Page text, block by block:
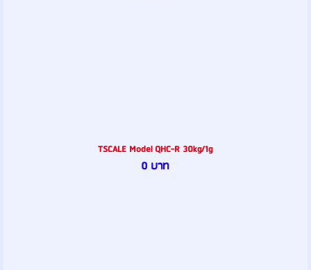
TSCALE Model QHC-R 30kg/1g
0 บาท